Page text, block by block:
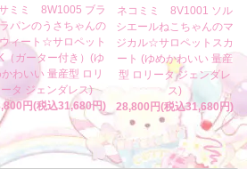
ミミ 8W1005 ブラ
パンのうさちゃんの
ィート☆サロペット
（ガーター付き）(ゆ
わいい 量産型 ロリ
ータ ジェンダレス)
円(税込31,680円)
ネコミミ 8V1001 ソル
シエールねこちゃんのマ
ジカル☆サロペットスカ
ート (ゆめかわいい 量産
型 ロリータ ジェンダレ
ス)
28,800円(税込31,680円)